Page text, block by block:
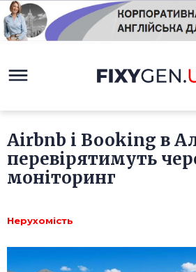
Airbnb і Booking в
перевірятимуть
моніторинг
Нерухомість